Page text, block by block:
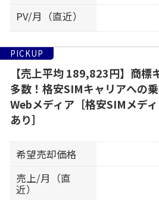
PV/月（直近）
PICKUP
【売上平均 189,823円】商標
多数！格安SIMキャリアへの
Webメディア［格安SIMメデ
あり］
希望売却価格
売上/月（直
近）